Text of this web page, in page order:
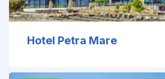
Hotel Petra Mare